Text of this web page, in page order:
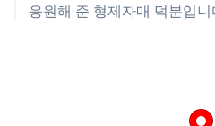
응원해 준 형제자매 덕분입니